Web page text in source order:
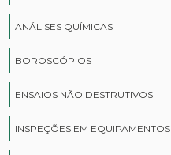
ANÁLISES QUÍMICAS
BOROSCÓPIOS
ENSAIOS NÃO DESTRUTIVOS
INSPEÇÕES EM EQUIPAMENTOS